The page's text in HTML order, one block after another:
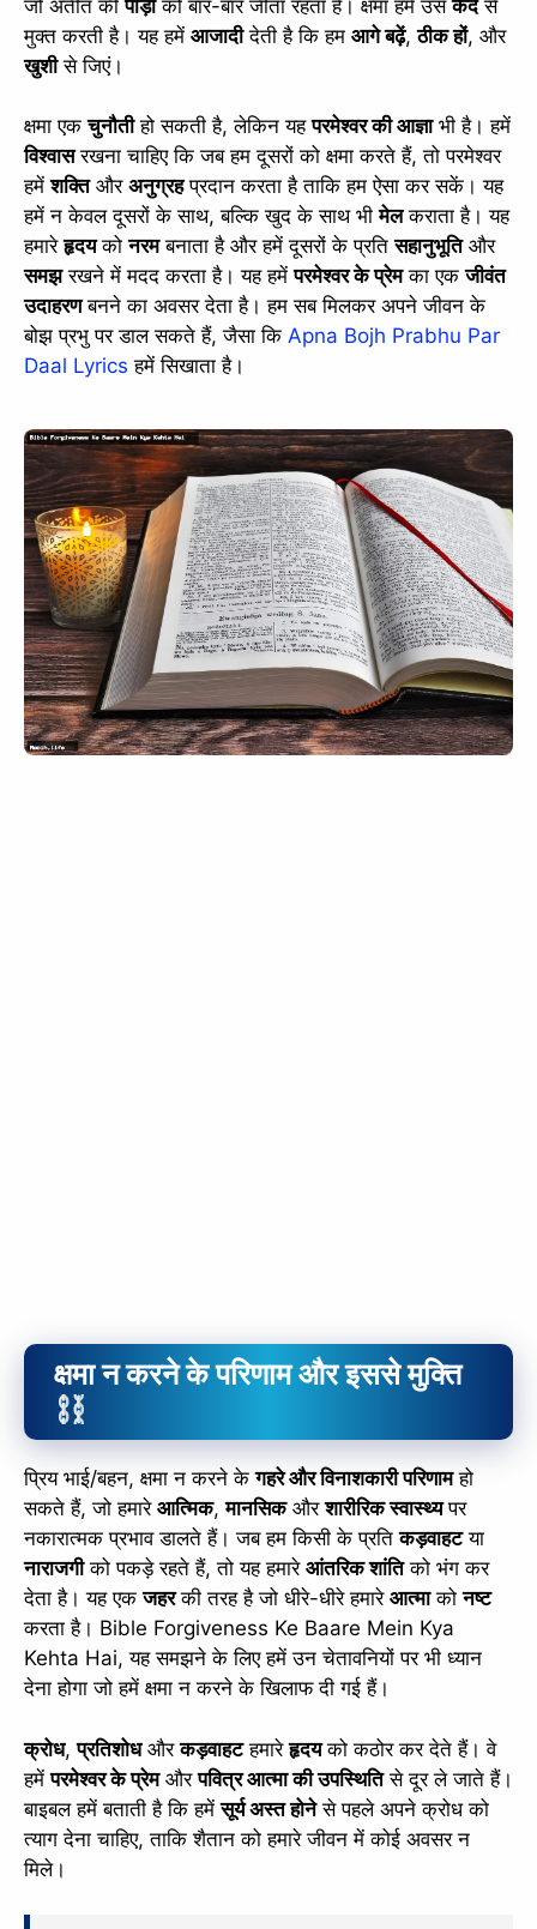
जो अतीत कीपीड़ाको बार-बार जीता रहता है। क्षमा हमें उसकैदसे
मुक्त करती है। यह हमें आजादीदेती है कि हम आगे बढ़ें,ठीक हों, और
खुशीसे जिएं।
क्षमा एकचुनौतीहो सकती है, लेकिन यहपरमेश्वर की आज्ञाभी है। हमें
विश्वासरखना चाहिए कि जब हम दूसरों को क्षमा करते हैं, तो परमेश्वर
हमेंशक्तिऔर अनुग्रहप्रदान करता है ताकि हम ऐसा कर सकें। यह
हमें न केवल दूसरों के साथ, बल्कि खुद के साथ भीमेलकराता है। यह
हमारेहृदयकोनरमबनाता है और हमें दूसरों के प्रतिसहानुभूतिऔर
समझरखने में मदद करता है। यह हमेंपरमेश्वर के प्रेमका एकजीवंत
उदाहरणबनने का अवसर देता है। हम सब मिलकर अपने जीवन के
बोझ प्रभु पर डाल सकते हैं, जैसा कि Apna Bojh Prabhu Par
Daal Lyrics हमें सिखाता है।
क्षमा न करने के परिणाम और इससे मुक्ति
प्रिय भाई/बहन, क्षमा न करने केगहरे और विनाशकारी परिणामहो
सकते हैं, जो हमारे आत्मिक,मानसिकऔरशारीरिक स्वास्थ्यपर
नकारात्मक प्रभाव डालते हैं। जब हम किसी के प्रतिकड़वाहटया
नाराजगीको पकड़े रहते हैं, तो यह हमारे आंतरिक शांतिको भंग कर
देता है। यह एकजहरकी तरह है जो धीरे-धीरे हमारे आत्माकोनष्ट
करता है। Bible Forgiveness Ke Baare Mein Kya
Kehta Hai, यह समझने के लिए हमें उन चेतावनियों पर भी ध्यान
देना होगा जो हमें क्षमा न करने के खिलाफ दी गई हैं।
क्रोध,प्रतिशोधऔरकड़वाहटहमारेहृदयको कठोर कर देते हैं। वे
हमेंपरमेश्वर के प्रेमऔरपवित्र आत्मा की उपस्थितिसे दूर ले जाते हैं।
बाइबल हमें बताती है कि हमेंसूर्य अस्त होनेसे पहले अपने क्रोध को
त्याग देना चाहिए, ताकि शैतान को हमारे जीवन में कोई अवसर न
मिले।
✕